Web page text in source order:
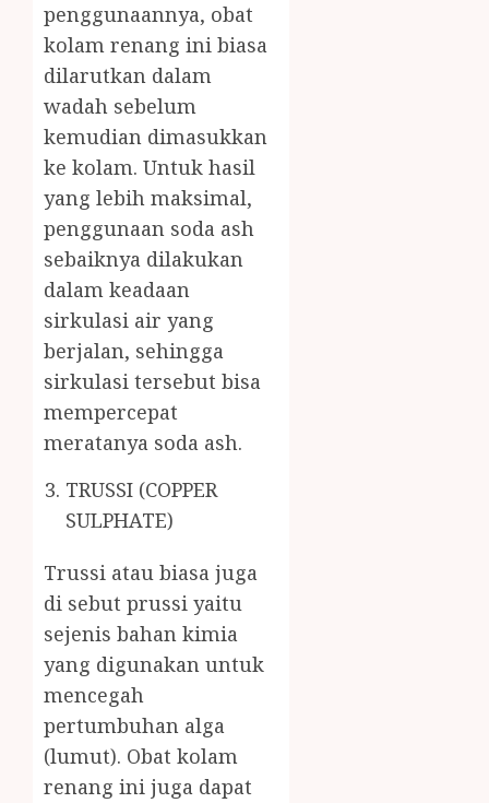
penggunaannya, obat
kolam renang ini biasa
dilarutkan dalam
wadah sebelum
kemudian dimasukkan
ke kolam. Untuk hasil
yang lebih maksimal,
penggunaan soda ash
sebaiknya dilakukan
dalam keadaan
sirkulasi air yang
berjalan, sehingga
sirkulasi tersebut bisa
mempercepat
meratanya soda ash.
TRUSSI (COPPER
SULPHATE)
Trussi atau biasa juga
di sebut prussi yaitu
sejenis bahan kimia
yang digunakan untuk
mencegah
pertumbuhan alga
(lumut). Obat kolam
renang ini juga dapat